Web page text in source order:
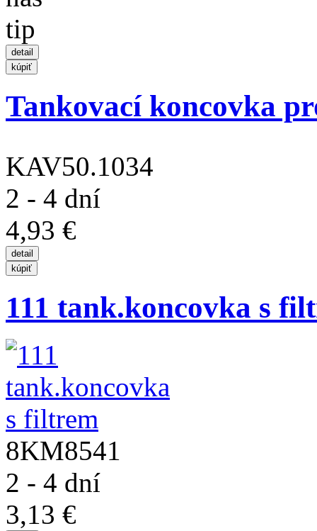
Tankovací koncovka
KAV50.1034
2 - 4 dní
4,93 €
111 tank.koncovka s
8KM8541
2 - 4 dní
3,13 €